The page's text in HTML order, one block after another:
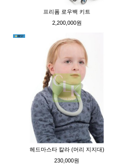
프리폼 로우백 키트
2,200,000원
헤드마스타 칼라 (머리 지지대)
230,000원